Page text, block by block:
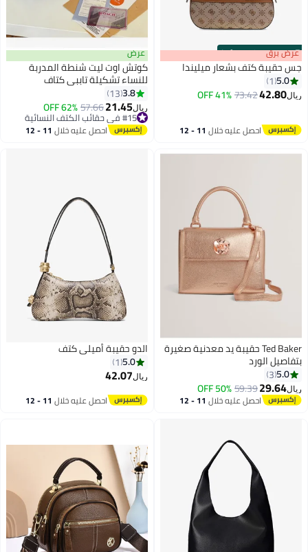
00m:00s
·
100% Left
2
عرض برق
جس حقيبة كتف بشعار ميليندا
5.0
1
ريال42.80
73.42
41% OFF
احصل عليه خلال 11 - 12
12
عرض
كوتش اوت ليت شنطة المدربة
للنساء تشكيلة تاببي كتاف
3.8
13
ريال21.45
57.66
62% OFF #15 في حقائب الكتف النسائية
أقل سعر في السنة
#15 في حقائب الكتف النسائية احصل عليه خلال 11 - 12
Ted Baker حقيبة يد معدنية صغيرة
بتفاصيل الورد
5.0
3
ريال29.64
59.39
50% OFF
احصل عليه خلال 11 - 12
3
الدو حقيبة أميلي كتف
5.0
1
ريال42.07
احصل عليه خلال 11 - 12